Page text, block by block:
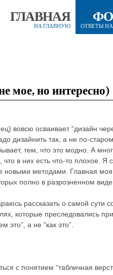
ГЛАВНАЯ
НА ГЛАВНУЮ ОТВЕТЫ
мое, но интересно)
вовсю осваивает “дизайн
дизайнить так, а не по-
тем, что это модно. А
что в них есть что-то плохое.
новыми методами. Главная
полно в разрозненном виде
рассказать о самой сути
которые преследовались
это”, а не “как это”.
с понятием “табличная